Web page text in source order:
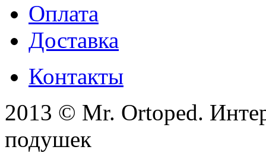
Оплата
Доставка
Контакты
2013 © Mr. Ortoped.
подушек